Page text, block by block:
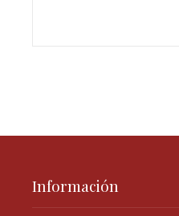
Información